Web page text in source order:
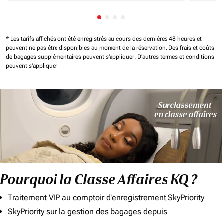
Affichage de cmp-pagination-
* Les tarifs affichés ont été enregistrés au cours des dernières 48 heures et
peuvent ne pas être disponibles au moment de la réservation. Des frais et coûts
de bagages supplémentaires peuvent s'appliquer. D'autres termes et conditions
peuvent s'appliquer
Pourquoi la Classe Affaires KQ ?
Traitement VIP au comptoir d'enregistrement SkyPriority
SkyPriority sur la gestion des bagages depuis